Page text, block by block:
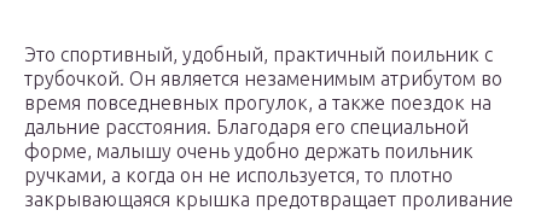
Это спортивный, удобный, практичный поильник с
трубочкой. Он является незаменимым атрибутом во
время повседневных прогулок, а также поездок на
дальние расстояния. Благодаря его специальной
форме, малышу очень удобно держать поильник
ручками, а когда он не используется, то плотно
закрывающаяся крышка предотвращает проливание